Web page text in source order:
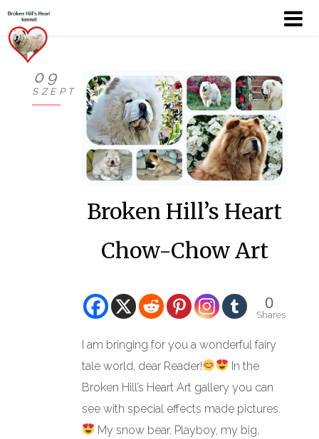
BEMUTATKOZÁS
09
SZEPT
Broken Hill’s Heart
Chow-Chow Art
0
Shares
I am bringing for you a wonderful fairy
tale world, dear Reader!
In the
Broken Hill’s Heart Art gallery you can
see with special effects made pictures.
My snow bear, Playboy, my big,